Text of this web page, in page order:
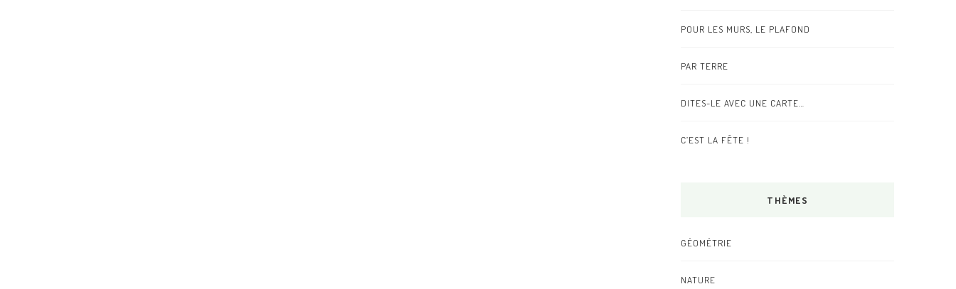
POUR LES MURS, LE PLAFOND
PAR TERRE
DITES-LE AVEC UNE CARTE…
C’EST LA FÊTE !
THÈMES
GÉOMÉTRIE
NATURE